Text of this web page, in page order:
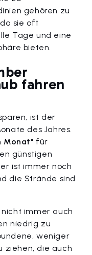
gehören zu
sie oft
Tage und eine
bieten.
fahren
ist der
des Jahres.
Monat" für
günstigen
ist immer noch
die Strände sind
nicht immer auch
niedrig zu
weniger
ziehen, die auch